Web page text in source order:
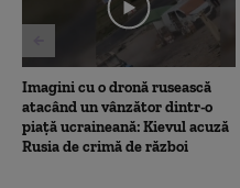
Imagini cu o dronă rusească
atacând un vânzător dintr-o
piață ucraineană: Kievul acuză
Rusia de crimă de război